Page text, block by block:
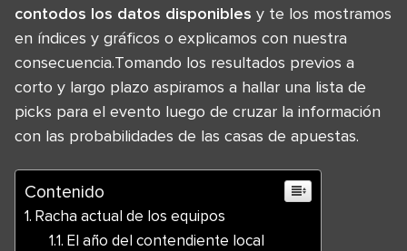
contodos los datos disponibles y te los mostramos
en índices y gráficos o explicamos con nuestra
consecuencia.Tomando los resultados previos a
corto y largo plazo aspiramos a hallar una lista de
picks para el evento luego de cruzar la información
con las probabilidades de las casas de apuestas.
Contenido
Racha actual de los equipos
El año del contendiente local